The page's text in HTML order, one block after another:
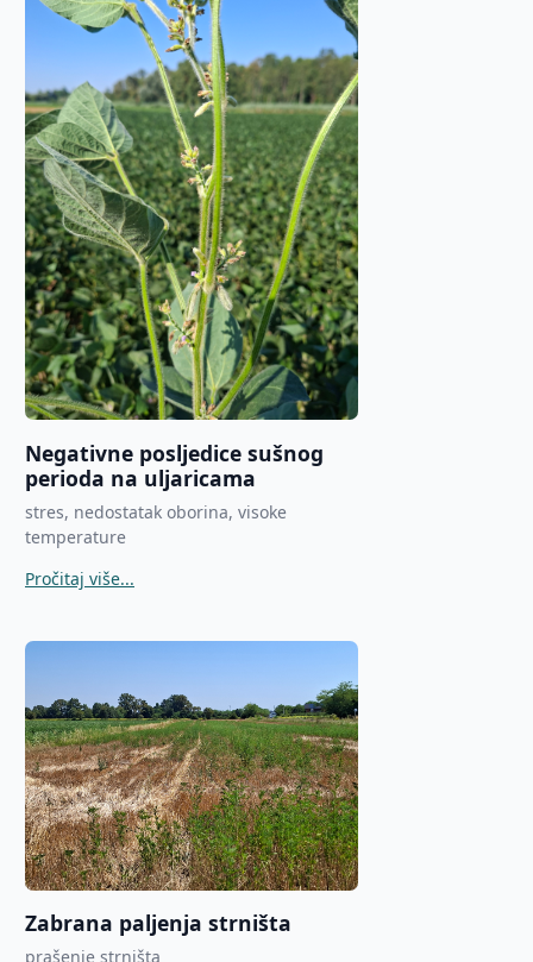
Negativne posljedice sušnog
perioda na uljaricama
stres, nedostatak oborina, visoke
temperature
Pročitaj više...
Zabrana paljenja strništa
prašenje strništa